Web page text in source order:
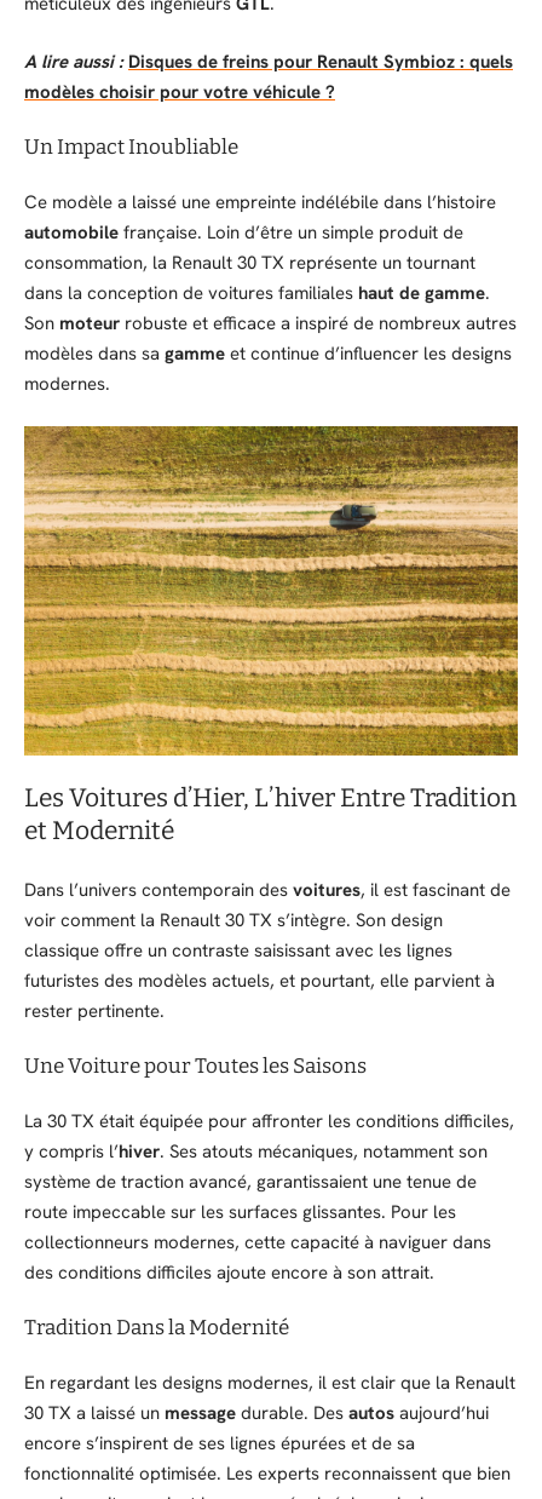
A lire aussi : Disques de freins pour Renault Symbioz : quels
modèles choisir pour votre véhicule ?
Un Impact Inoubliable
Ce modèle a laissé une empreinte indélébile dans l’histoire
automobile française. Loin d’être un simple produit de
consommation, la Renault 30 TX représente un tournant
dans la conception de voitures familiales haut de gamme.
Son moteur robuste et efficace a inspiré de nombreux autres
modèles dans sa gamme et continue d’influencer les designs
modernes.
Les Voitures d’Hier, L’hiver Entre Tradition
et Modernité
Dans l’univers contemporain des voitures, il est fascinant de
voir comment la Renault 30 TX s’intègre. Son design
classique offre un contraste saisissant avec les lignes
futuristes des modèles actuels, et pourtant, elle parvient à
rester pertinente.
Une Voiture pour Toutes les Saisons
La 30 TX était équipée pour affronter les conditions difficiles,
y compris l’hiver. Ses atouts mécaniques, notamment son
système de traction avancé, garantissaient une tenue de
route impeccable sur les surfaces glissantes. Pour les
collectionneurs modernes, cette capacité à naviguer dans
des conditions difficiles ajoute encore à son attrait.
Tradition Dans la Modernité
En regardant les designs modernes, il est clair que la Renault
30 TX a laissé un message durable. Des autos aujourd’hui
encore s’inspirent de ses lignes épurées et de sa
fonctionnalité optimisée. Les experts reconnaissent que bien